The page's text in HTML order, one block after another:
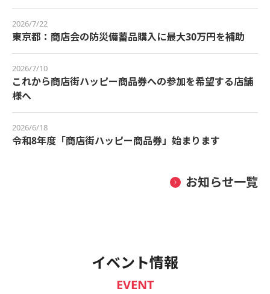
2026/7/22
東京都：商店会の防災備蓄品購入に最大30万円を補助
2026/7/10
これから商店街ハッピー商品券への参加を希望する店舗
様へ
2026/6/18
令和8年度「商店街ハッピー商品券」始まります
お知らせ一覧
イベント情報
EVENT